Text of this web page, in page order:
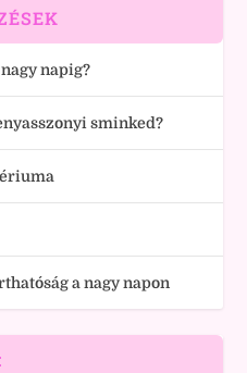
napig?
sminked?
a nagy napon